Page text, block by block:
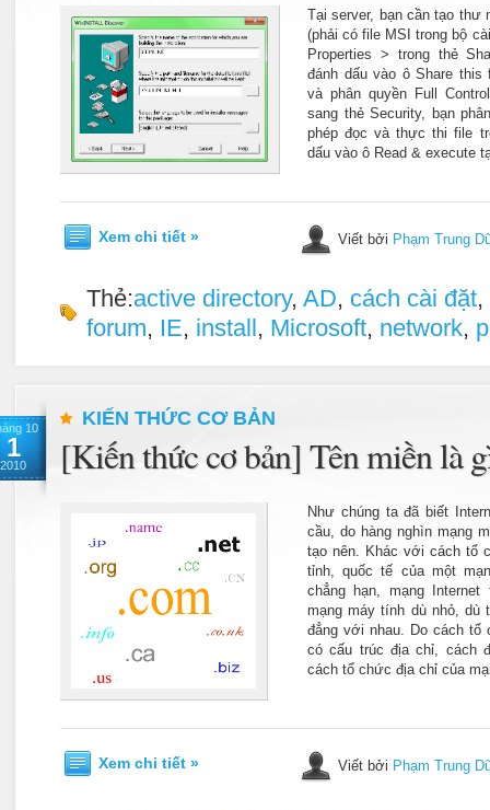
Tại server, bạn cần tạo thư
(phải có file MSI trong bộ
Properties > trong thẻ
đánh dấu vào ô Share this
và phân quyền Full
sang thẻ Security, bạn
phép đọc và thực thi file
dấu vào ô Read & execute
Xem chi tiết » Viết bởi Phạm Trung
Thẻ:active directory, AD, cách cài đặt,
forum, IE, install, Microsoft, network,
10
1
2010
KIẾN THỨC CƠ BẢN
[Kiến thức cơ bản] Tên miền là
Như chúng ta đã biết
cầu, do hàng nghìn mạng
tạo nên. Khác với cách tổ
tỉnh, quốc tế của một
chẳng hạn, mạng
mạng máy tính dù nhỏ, dù
đẳng với nhau. Do cách tổ
có cấu trúc địa chỉ, cách
cách tổ chức địa chỉ của
Xem chi tiết » Viết bởi Phạm Trung